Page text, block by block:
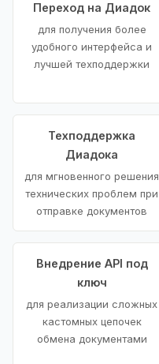
Переход на Диадок
для получения более
удобного интерфейса и
лучшей техподдержки
Техподдержка
Диадока
для мгновенного решения
технических проблем при
отправке документов
Внедрение API под
ключ
для реализации сложных
кастомных цепочек
обмена документами